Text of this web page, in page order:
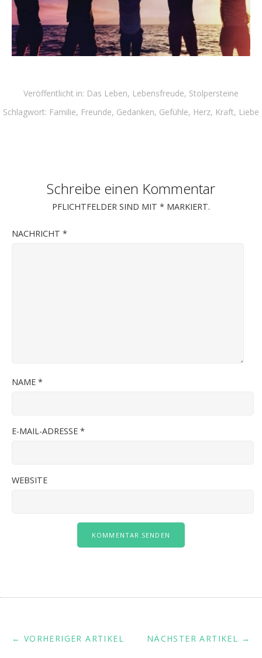
Veröffentlicht in: Das Leben, Lebensfreude, Stolpersteine
Schlagwort: Familie, Freunde, Gedanken, Gefühle, Herz, Kraft, Liebe
Schreibe einen Kommentar
PFLICHTFELDER SIND MIT * MARKIERT.
NACHRICHT *
NAME *
E-MAIL-ADRESSE *
WEBSITE
NÄCHSTER ARTIKEL →
← VORHERIGER ARTIKEL